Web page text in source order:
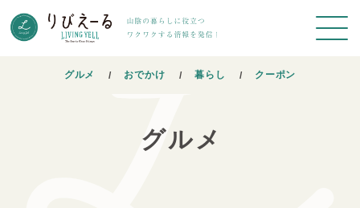
グルメ おでかけ 暮らし クーポン
グルメ